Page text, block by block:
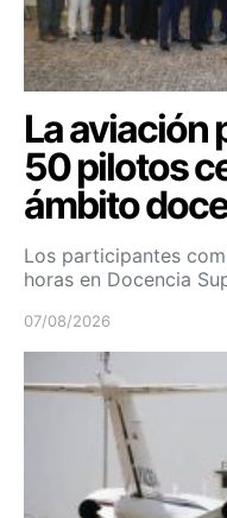
La aviación
50 pilotos
ámbito
Los participantes
horas en Docencia
07/08/2026